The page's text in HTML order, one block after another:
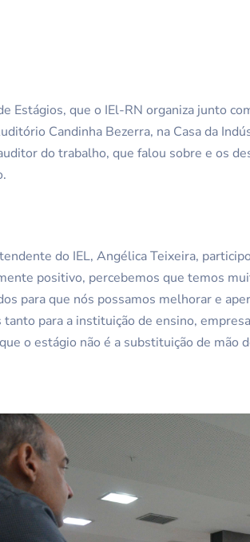
Estágios, que o IEl-RN organiza junto
Candinha Bezerra, na Casa da
do trabalho, que falou sobre e os
do IEL, Angélica Teixeira,
positivo, percebemos que temos
para que nós possamos melhorar e
tanto para a instituição de ensino,
o estágio não é a substituição de mão